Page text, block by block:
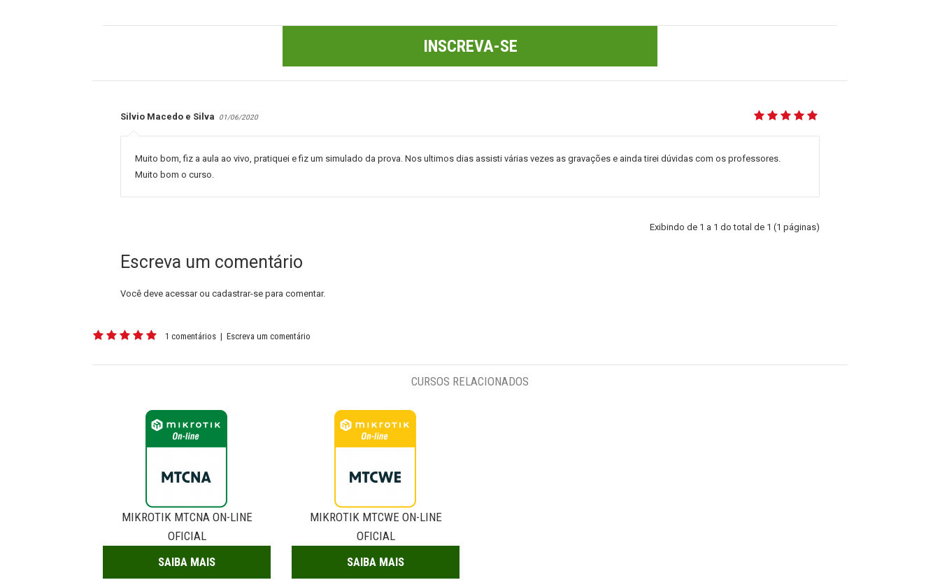
INSCREVA-SE
Silvio Macedo e Silva 01/06/2020
Muito bom, fiz a aula ao vivo, pratiquei e fiz um simulado da prova. Nos ultimos dias assisti várias vezes as gravações e ainda tirei dúvidas com os professores.
Muito bom o curso.
Exibindo de 1 a 1 do total de 1 (1 páginas)
Escreva um comentário
Você deve acessarou cadastrar-se para comentar.
1 comentários | Escreva um comentário
CURSOS RELACIONADOS
MIKROTIK MTCNA ON-LINE
OFICIAL
SAIBA MAIS
MIKROTIK MTCWE ON-LINE
OFICIAL
SAIBA MAIS